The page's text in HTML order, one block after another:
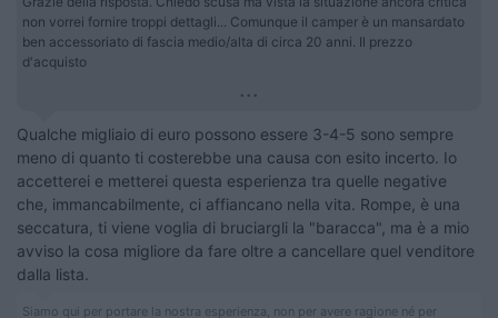
non vorrei fornire troppi dettagli... Comunque il camper è un mansardato
ben accessoriato di fascia medio/alta di circa 20 anni. Il prezzo
d'acquisto
...
Qualche migliaio di euro possono essere 3-4-5 sono sempre
meno di quanto ti costerebbe una causa con esito incerto. Io
accetterei e metterei questa esperienza tra quelle negative
che, immancabilmente, ci affiancano nella vita. Rompe, è una
seccatura, ti viene voglia di bruciargli la "baracca", ma è a mio
avviso la cosa migliore da fare oltre a cancellare quel venditore
dalla lista.
Siamo qui per portare la nostra esperienza, non per avere ragione né per